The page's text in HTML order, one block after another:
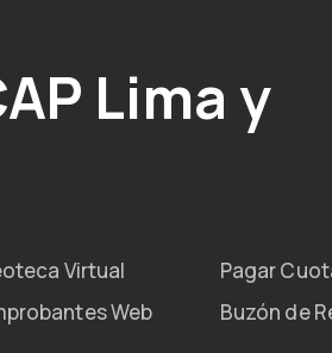
Lima y
Virtual
Pagar
Web
Buzón de